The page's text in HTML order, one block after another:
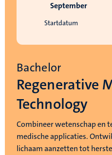
Startdatum
September
Bachelor
Regenerative
Technology
Combineer wetenschap en
medische applicaties.
lichaam aanzetten tot